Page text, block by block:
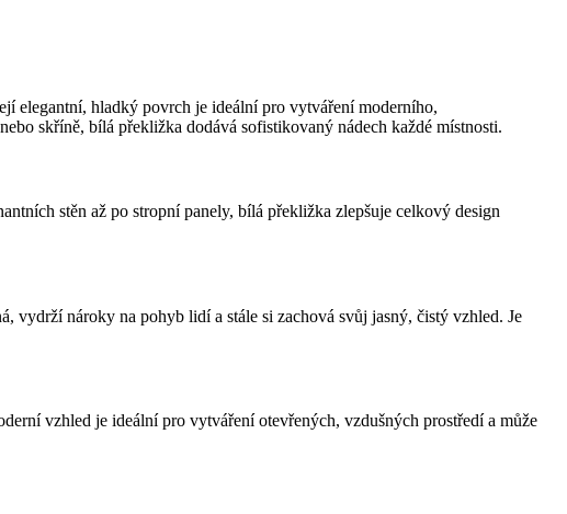
elegantní, hladký povrch je ideální pro vytváření moderního,
skříně, bílá překližka dodává sofistikovaný nádech každé místnosti.
stěn až po stropní panely, bílá překližka zlepšuje celkový design
vydrží nároky na pohyb lidí a stále si zachová svůj jasný, čistý vzhled. Je
vzhled je ideální pro vytváření otevřených, vzdušných prostředí a může